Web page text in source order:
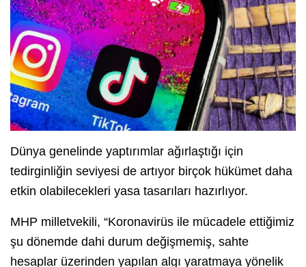
Dünya genelinde yaptırımlar ağırlaştığı için
tedirginliğin seviyesi de artıyor birçok hükümet daha
etkin olabilecekleri yasa tasarıları hazırlıyor.
MHP milletvekili, “Koronavirüs ile mücadele ettiğimiz
şu dönemde dahi durum değişmemiş, sahte
hesaplar üzerinden yapılan algı yaratmaya yönelik